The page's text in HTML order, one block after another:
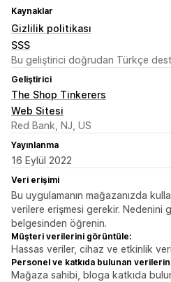
Kaynaklar
Gizlilik politikası
SSS
Bu geliştirici doğrudan Türkçe
Geliştirici
The Shop Tinkerers
Web Sitesi
Red Bank, NJ, US
Yayınlanma
16 Eylül 2022
Veri erişimi
Bu uygulamanın mağazanızda
verilere erişmesi gerekir. Nedenini
belgesinden öğrenin.
Müşteri verilerini görüntüle:
Hassas veriler, cihaz ve etkinlik
Personel ve katkıda bulunan
Mağaza sahibi, bloga katkıda